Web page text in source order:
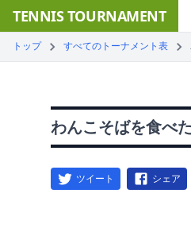
TENNIS TOURNAMENT
トップ すべてのトーナメント表
わんこそばを食べ
ツイート シェア